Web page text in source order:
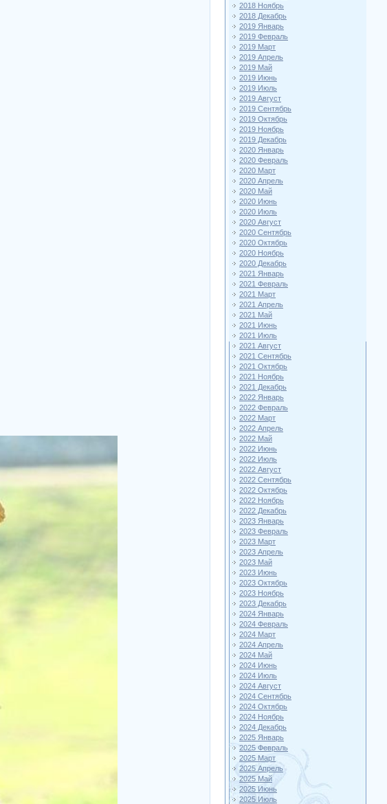
2018 Ноябрь
2018 Декабрь
2019 Январь
2019 Февраль
2019 Март
2019 Апрель
2019 Май
2019 Июнь
2019 Июль
2019 Август
2019 Сентябрь
2019 Октябрь
2019 Ноябрь
2019 Декабрь
2020 Январь
2020 Февраль
2020 Март
2020 Апрель
2020 Май
2020 Июнь
2020 Июль
2020 Август
2020 Сентябрь
2020 Октябрь
2020 Ноябрь
2020 Декабрь
2021 Январь
2021 Февраль
2021 Март
2021 Апрель
2021 Май
2021 Июнь
2021 Июль
2021 Август
2021 Сентябрь
2021 Октябрь
2021 Ноябрь
2021 Декабрь
2022 Январь
2022 Февраль
2022 Март
2022 Апрель
2022 Май
2022 Июнь
2022 Июль
2022 Август
2022 Сентябрь
2022 Октябрь
2022 Ноябрь
2022 Декабрь
2023 Январь
2023 Февраль
2023 Март
2023 Апрель
2023 Май
2023 Июнь
2023 Октябрь
2023 Ноябрь
2023 Декабрь
2024 Январь
2024 Февраль
2024 Март
2024 Апрель
2024 Май
2024 Июнь
2024 Июль
2024 Август
2024 Сентябрь
2024 Октябрь
2024 Ноябрь
2024 Декабрь
2025 Январь
2025 Февраль
2025 Март
2025 Апрель
2025 Май
2025 Июнь
2025 Июль